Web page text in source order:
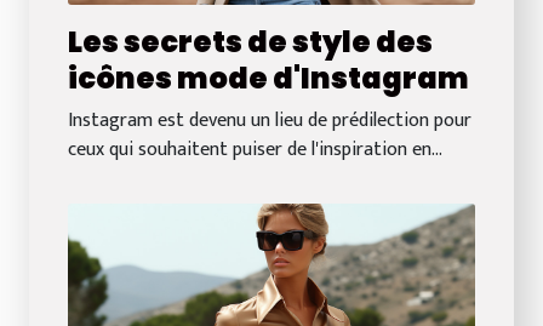
Les secrets de style des
icônes mode d'Instagram
Instagram est devenu un lieu de prédilection pour
ceux qui souhaitent puiser de l'inspiration en...